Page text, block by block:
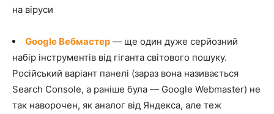
на віруси
Google Вебмастер — ще один дуже серйозний
набір інструментів від гіганта світового пошуку.
Російський варіант панелі (зараз вона називається
Search Console, а раніше була — Google Webmaster) не
так наворочен, як аналог від Яндекса, але теж